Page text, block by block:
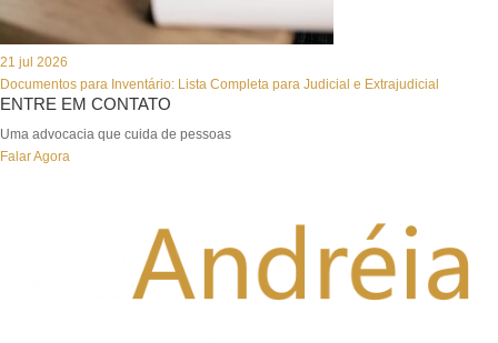
21 jul 2026
Documentos para Inventário: Lista Completa para Judicial e Extrajudicial
ENTRE EM CONTATO
Uma advocacia que cuida de pessoas
Falar Agora